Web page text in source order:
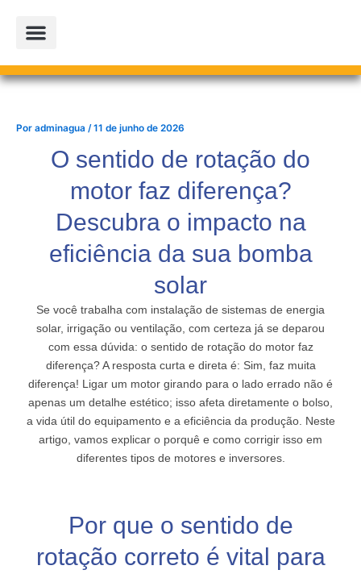
conteúdo
Por adminagua /11 de junho de 2026
O sentido de rotação do
motor faz diferença?
Descubra o impacto na
eficiência da sua bomba
solar
Se você trabalha com instalação de sistemas de energia
solar, irrigação ou ventilação, com certeza já se deparou
com essa dúvida: o sentido de rotação do motor faz
diferença? A resposta curta e direta é: Sim, faz muita
diferença! Ligar um motor girando para o lado errado não é
apenas um detalhe estético; isso afeta diretamente o bolso,
a vida útil do equipamento e a eficiência da produção. Neste
artigo, vamos explicar o porquê e como corrigir isso em
diferentes tipos de motores e inversores.
Por que o sentido de
rotação correto é vital para